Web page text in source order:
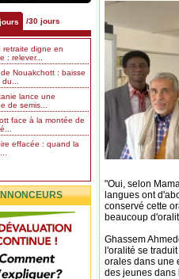
/30 jours
retraite digne en
: relever...
Nouakchott : baisse
lance une
de semis...
face à la montée de
effacée : quand la
"Oui, selon
langues ont
conservé cette
beaucoup
Ghassem
l'oralité se
orales dans une
des jeunes dans